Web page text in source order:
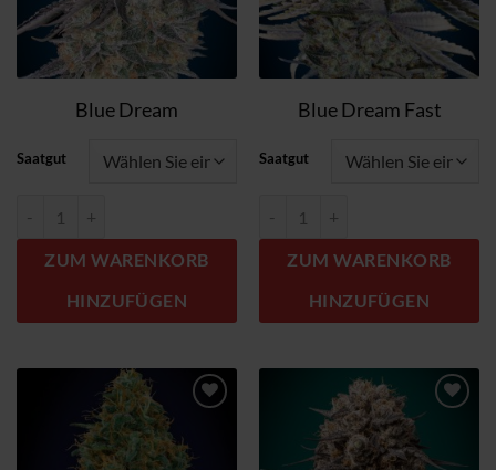
Blue Dream
Saatgut
ZUM WARENKORB
HINZUFÜGEN
Blue Dream Fast
Saatgut
ZUM WARENKORB
HINZUFÜGEN
Zum
Wunschzettel
hinzufügen
Wunschzettel
hinzufügen